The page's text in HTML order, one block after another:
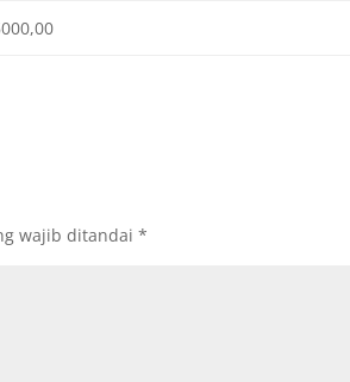
wajib ditandai*